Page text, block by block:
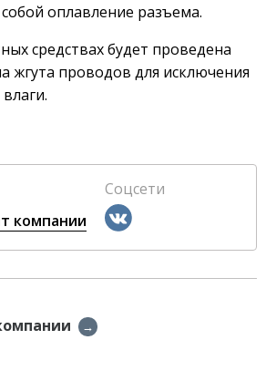
оплавление разъема.
средствах будет проведена
жгута проводов для исключения
компании
Соцсети
→